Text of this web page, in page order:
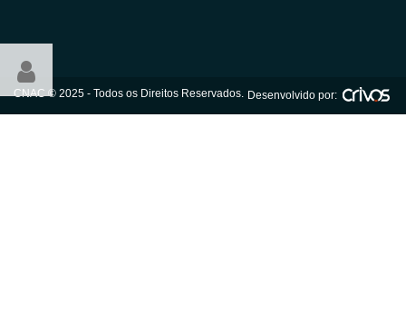
CNAC © 2025 - Todos os Direitos Reservados. Desenvolvido por: